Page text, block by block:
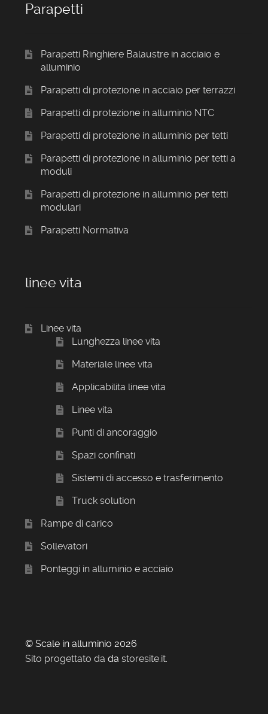
Parapetti
Parapetti Ringhiere Balaustre in acciaio e
alluminio
Parapetti di protezione in acciaio per terrazzi
Parapetti di protezione in alluminio NTC
Parapetti di protezione in alluminio per tetti
Parapetti di protezione in alluminio per tetti a
moduli
Parapetti di protezione in alluminio per tetti
modulari
Parapetti Normativa
linee vita
Linee vita
Lunghezza linee vita
Materiale linee vita
Applicabilita linee vita
Linee vita
Punti di ancoraggio
Spazi confinati
Sistemi di accesso e trasferimento
Truck solution
Rampe di carico
Sollevatori
Ponteggi in alluminio e acciaio
© Scale in alluminio 2026
Sito progettato da da storesite.it.